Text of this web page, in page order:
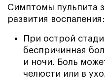
Симптомы пульпита
развития воспаления:
При острой
беспричинная
и ночи. Боль
челюсти или в ухо.